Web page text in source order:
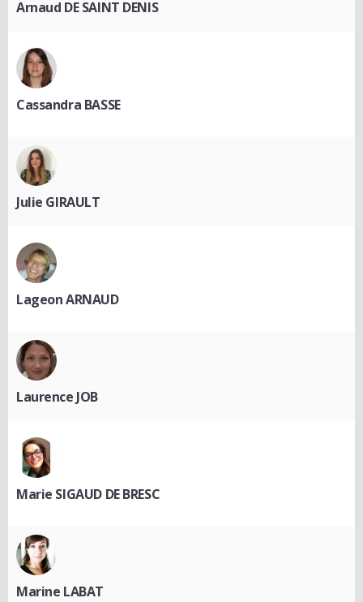
Arnaud DE SAINT DENIS
Cassandra BASSE
Julie GIRAULT
Lageon ARNAUD
Laurence JOB
Marie SIGAUD DE BRESC
Marine LABAT